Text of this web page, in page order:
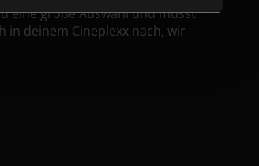
eine große Auswahl und musst
in deinem Cineplexx nach, wir